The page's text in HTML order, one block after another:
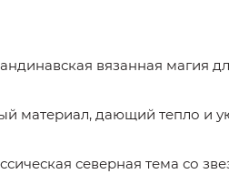
вязанная магия
материал, дающий тепло и
северная тема со